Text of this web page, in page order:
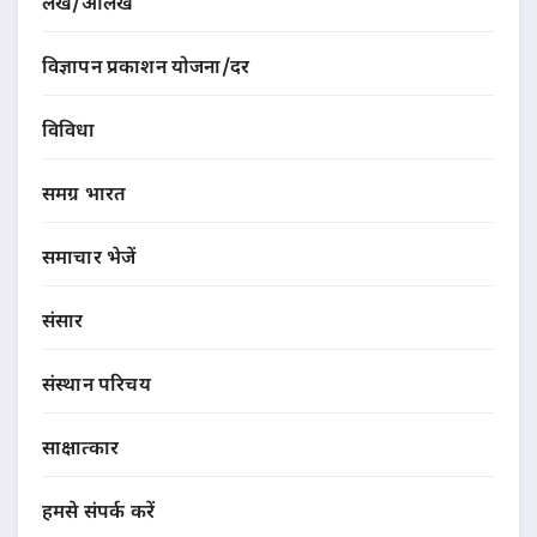
लेख/आलेख
विज्ञापन प्रकाशन योजना/दर
विविधा
समग्र भारत
समाचार भेजें
संसार
संस्थान परिचय
साक्षात्कार
हमसे संपर्क करें